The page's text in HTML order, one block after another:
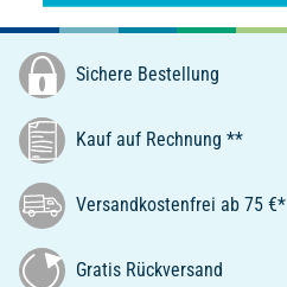
Sichere Bestellung
Kauf auf Rechnung **
Versandkostenfrei ab 75 €*
Gratis Rückversand